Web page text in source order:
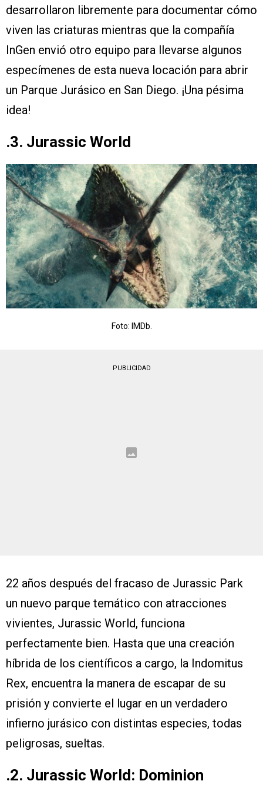
desarrollaron libremente para documentar cómo
viven las criaturas mientras que la compañía
InGen envió otro equipo para llevarse algunos
especímenes de esta nueva locación para abrir
un Parque Jurásico en San Diego. ¡Una pésima
idea!
.3. Jurassic World
Foto: IMDb.
PUBLICIDAD
22 años después del fracaso de Jurassic Park
un nuevo parque temático con atracciones
vivientes, Jurassic World, funciona
perfectamente bien. Hasta que una creación
híbrida de los científicos a cargo, la Indomitus
Rex, encuentra la manera de escapar de su
prisión y convierte el lugar en un verdadero
infierno jurásico con distintas especies, todas
peligrosas, sueltas.
.2. Jurassic World: Dominion